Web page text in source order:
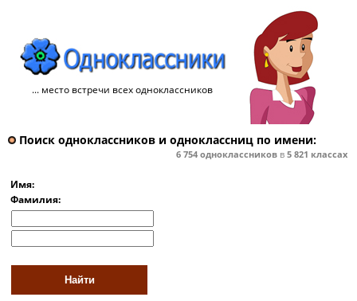
... место встречи всех одноклассников
Поиск одноклассников и одноклассниц по имени:
6 754 одноклассниковв 5 821 классах
Имя:
Фамилия: